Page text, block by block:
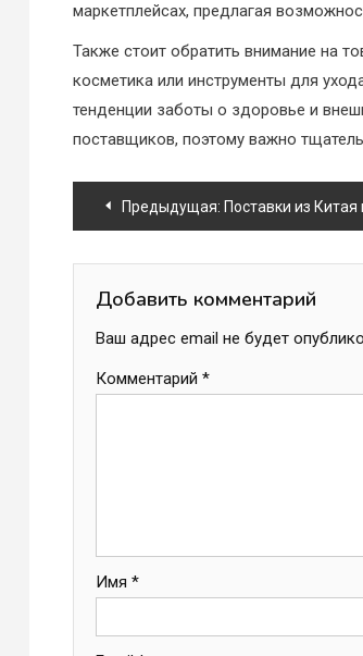
маркетплейсах, предлагая
Также стоит обратить внимание на
косметика или инструменты для
тенденции заботы о здоровье и
поставщиков, поэтому важно
Навигация
по
записям
Предыдущая: Поставки из Китая
Добавить комментарий
Ваш адрес email не будет
Комментарий *
Имя *